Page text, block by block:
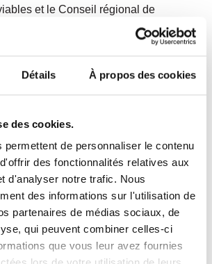
Détails À propos des cookies
des cookies.
permettent de personnaliser le contenu
des fonctionnalités relatives aux
d'analyser notre trafic. Nous
des informations sur l'utilisation de
partenaires de médias sociaux, de
qui peuvent combiner celles-ci
que vous leur avez fournies
et le Conseil régional de
PUBLIQUE DE
| Projet de
du règlement de
citoyens à l'assemblée publique de
tiendra le mardi 7 novembre à…
1 2